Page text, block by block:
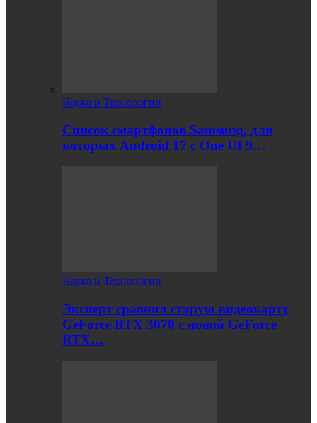
Наука и Технологии
Список смартфонов Samsung, для
которых Android 17 с One UI 9…
Наука и Технологии
Эксперт сравнил старую видеокарту
GeForce RTX 3070 с новой GeForce
RTX…